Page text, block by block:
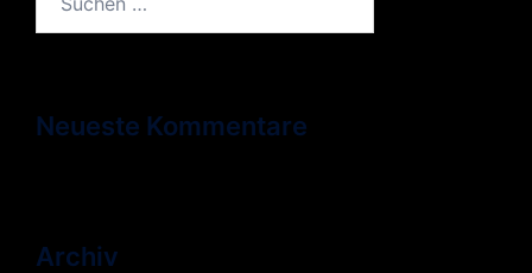
nach:
Neueste Kommentare
Archiv